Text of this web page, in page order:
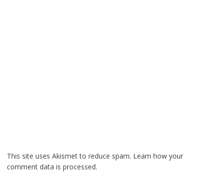
This site uses Akismet to reduce spam. Learn how your
comment data is processed.